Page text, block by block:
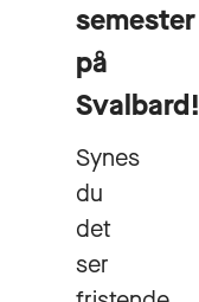
semester
på
Svalbard!
Synes
du
det
ser